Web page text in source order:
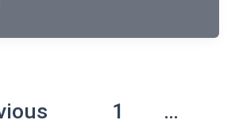
1
…